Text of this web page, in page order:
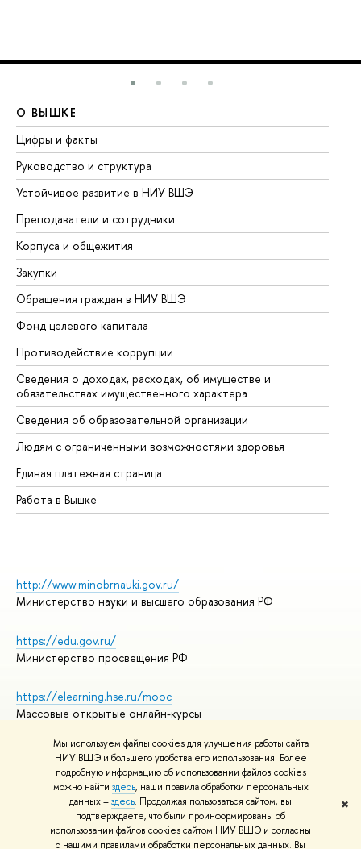
Мы используем файлы cookies для улучшения работы сайта
НИУ ВШЭ и большего удобства его использования. Более
подробную информацию об использовании файлов cookies
можно найти здесь, наши правила обработки персональных
данных –здесь. Продолжая пользоваться сайтом, вы
подтверждаете, что были проинформированы об
использовании файлов cookies сайтом НИУ ВШЭ и согласны
с нашими правилами обработки персональных данных. Вы
✖
О ВЫШКЕ
Цифры и факты
Руководство и структура
Устойчивое развитие в НИУ ВШЭ
Преподаватели и сотрудники
Корпуса и общежития
Закупки
Обращения граждан в НИУ ВШЭ
Фонд целевого капитала
Противодействие коррупции
Сведения о доходах, расходах, об имуществе и
обязательствах имущественного характера
Сведения об образовательной организации
Людям с ограниченными возможностями здоровья
Единая платежная страница
Работа в Вышке
http://www.minobrnauki.gov.ru/
Министерство науки и высшего образования РФ
https://edu.gov.ru/
Министерство просвещения РФ
https://elearning.hse.ru/mooc
Массовые открытые онлайн-курсы
© НИУ ВШЭ 1993–2026
Адреса и контакты
Условия использования материалов
Политика конфиденциальности
Правила применения рекомендательных технологий в НИУ ВШЭ